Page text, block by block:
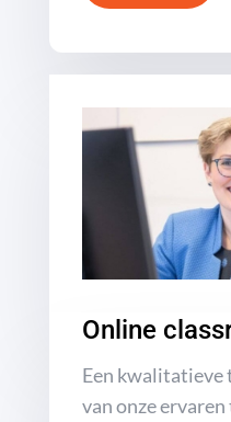
Online
Een kwalitatieve
van onze